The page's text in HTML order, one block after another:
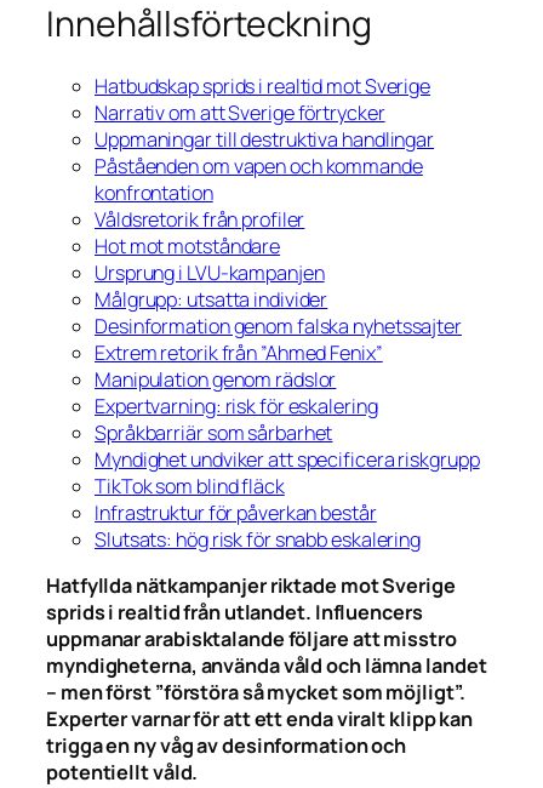
Innehållsförteckning
Hatbudskap sprids i realtid mot Sverige
Narrativ om att Sverige förtrycker
Uppmaningar till destruktiva handlingar
Påståenden om vapen och kommande
konfrontation
Våldsretorik från profiler
Hot mot motståndare
Ursprung i LVU-kampanjen
Målgrupp: utsatta individer
Desinformation genom falska nyhetssajter
Extrem retorik från ”Ahmed Fenix”
Manipulation genom rädslor
Expertvarning: risk för eskalering
Språkbarriär som sårbarhet
Myndighet undviker att specificera riskgrupp
TikTok som blind fläck
Infrastruktur för påverkan består
Slutsats: hög risk för snabb eskalering
Hatfyllda nätkampanjer riktade mot Sverige
sprids i realtid från utlandet. Influencers
uppmanar arabisktalande följare att misstro
myndigheterna, använda våld och lämna landet
– men först ”förstöra så mycket som möjligt”.
Experter varnar för att ett enda viralt klipp kan
trigga en ny våg av desinformation och
potentiellt våld.